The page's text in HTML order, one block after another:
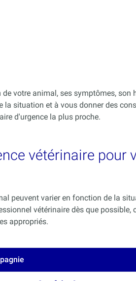
votre animal, ses symptômes, son
situation et à vous donner des
d'urgence la plus proche.
vétérinaire pour
peuvent varier en fonction de la
vétérinaire dès que possible,
appropriés.